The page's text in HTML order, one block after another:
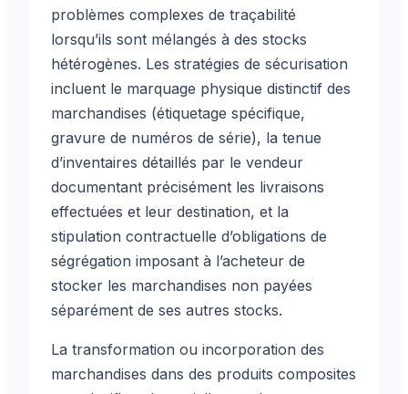
problèmes complexes de traçabilité
lorsqu’ils sont mélangés à des stocks
hétérogènes. Les stratégies de sécurisation
incluent le marquage physique distinctif des
marchandises (étiquetage spécifique,
gravure de numéros de série), la tenue
d’inventaires détaillés par le vendeur
documentant précisément les livraisons
effectuées et leur destination, et la
stipulation contractuelle d’obligations de
ségrégation imposant à l’acheteur de
stocker les marchandises non payées
séparément de ses autres stocks.
La transformation ou incorporation des
marchandises dans des produits composites